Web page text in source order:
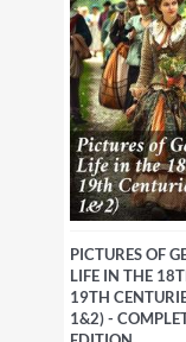
PICTURES OF
LIFE IN THE
19TH
1&2) -